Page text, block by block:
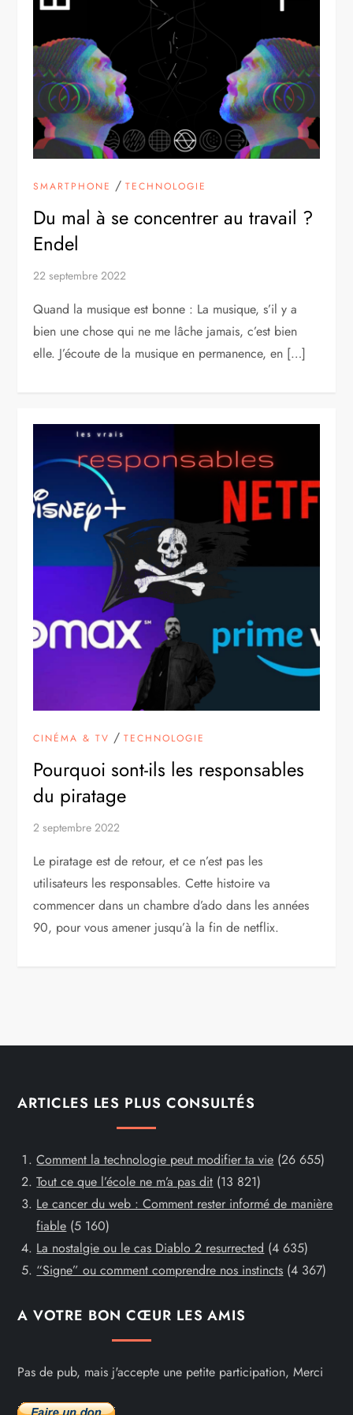
SMARTPHONE /TECHNOLOGIE
Du mal à se concentrer au travail ?
Endel
22 septembre 2022
Quand la musique est bonne : La musique, s’il y a
bien une chose qui ne me lâche jamais, c’est bien
elle. J’écoute de la musique en permanence, en […]
CINÉMA & TV /TECHNOLOGIE
Pourquoi sont-ils les responsables
du piratage
2 septembre 2022
Le piratage est de retour, et ce n’est pas les
utilisateurs les responsables. Cette histoire va
commencer dans un chambre d’ado dans les années
90, pour vous amener jusqu’à la fin de netflix.
ARTICLES LES PLUS CONSULTÉS
Comment la technologie peut modifier ta vie (26 655)
Tout ce que l’école ne m’a pas dit (13 821)
Le cancer du web : Comment rester informé de manière
fiable (5 160)
La nostalgie ou le cas Diablo 2 resurrected (4 635)
“Signe” ou comment comprendre nos instincts (4 367)
A VOTRE BON CŒUR LES AMIS
Pas de pub, mais j'accepte une petite participation, Merci